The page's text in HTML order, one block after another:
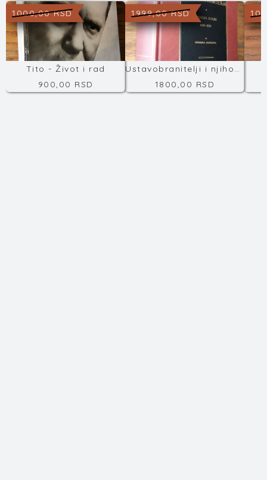
1000,00 RSD
Tito - Život i rad
900,00 RSD
1999,00 RSD
Ustavobranitelji i njihova vlada
1800,00 RSD